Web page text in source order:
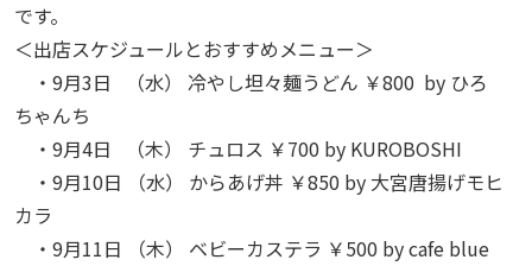
です。
＜出店スケジュールとおすすめメニュー＞
・9月3日 （水） 冷やし坦々麺うどん ￥800 by ひろ
ちゃんち
・9月4日 （木） チュロス ￥700 by KUROBOSHI
・9月10日 （水） からあげ丼 ￥850 by 大宮唐揚げモヒ
カラ
・9月11日 （木） ベビーカステラ ￥500 by cafe blue